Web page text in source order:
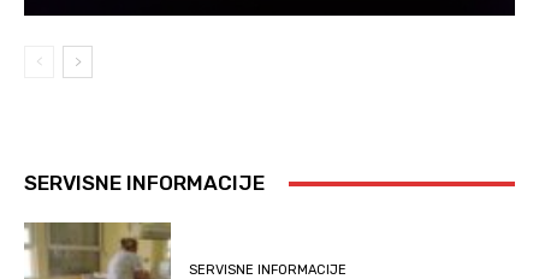
SERVISNE INFORMACIJE
SERVISNE INFORMACIJE